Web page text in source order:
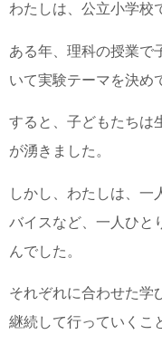
わたしは、公立小学校
ある年、理科の授業で
いて実験テーマを決め
すると、子どもたちは
が湧きました。
しかし、わたしは、一
バイスなど、一人ひと
んでした。
それぞれに合わせた学
継続して行っていくこ